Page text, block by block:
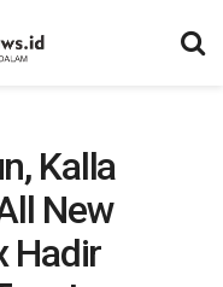
Kalla
New
Hadir